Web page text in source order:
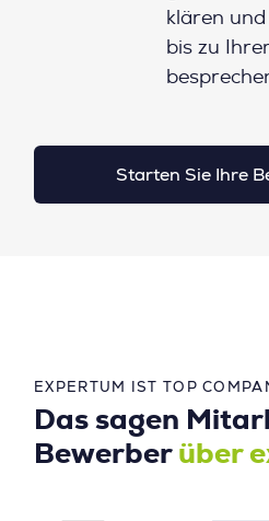
klären
bis zu
Starten Sie Ihre
EXPERTUM IST TOP
Das sagen
Bewerber über